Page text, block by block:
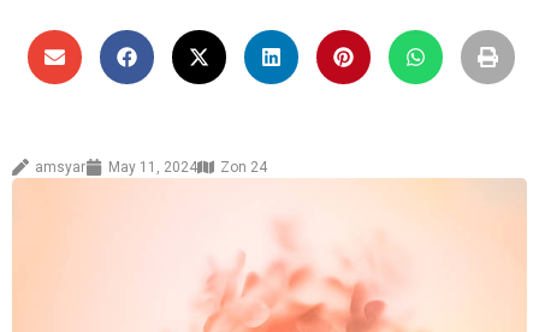
amsyar May 11, 2024 Zon 24